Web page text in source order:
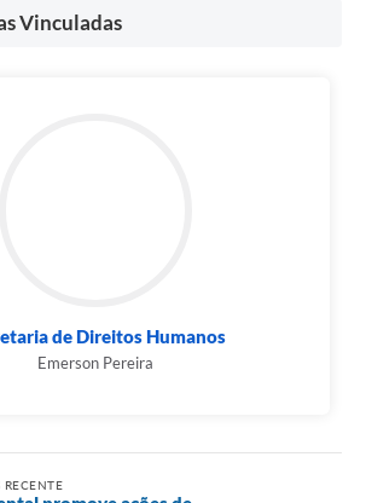
Vinculadas
de Direitos Humanos
Emerson Pereira